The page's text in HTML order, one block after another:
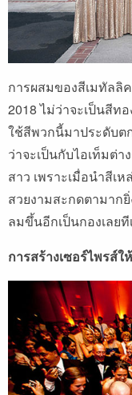
การผสมของสีเมทัลลิ
2018 ไม่ว่าจะเป็นสีท
ใช้สีพวกนี้มาประดับ
ว่าจะเป็นกับไอเท็มต่
สาว เพราะเมื่อนำสีเ
สวยงามสะกดตามาก
ลมขึ้นอีกเป็นกองเลยที
การสร้างเซอร์ไพรส์